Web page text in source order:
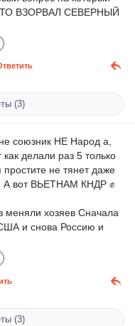
КТО ВЗОРВАЛ СЕВЕРНЫЙ
(3)
союзник НЕ Народ а,
делали раз 5 только
не тянет даже
А вот ВЬЕТНАМ КНДР ✊
меняли хозяев Сначала
и снова Россию и
(3)